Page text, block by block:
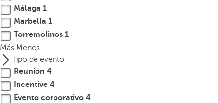
o
m
á
s
c
a
r
a
Málaga 1
Marbella 1
Torremolinos 1
Más Menos
Tipo de evento
Reunión 4
Incentive 4
Evento corporativo 4